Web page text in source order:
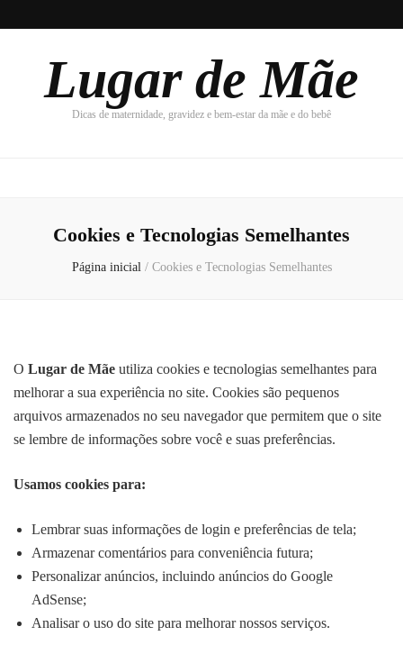
Lugar de Mãe
Dicas de maternidade, gravidez e bem-estar da mãe e do bebê
Cookies e Tecnologias Semelhantes
Página inicial / Cookies e Tecnologias Semelhantes
O Lugar de Mãe utiliza cookies e tecnologias semelhantes para
melhorar a sua experiência no site. Cookies são pequenos
arquivos armazenados no seu navegador que permitem que o site
se lembre de informações sobre você e suas preferências.
Usamos cookies para:
Lembrar suas informações de login e preferências de tela;
Armazenar comentários para conveniência futura;
Personalizar anúncios, incluindo anúncios do Google
AdSense;
Analisar o uso do site para melhorar nossos serviços.